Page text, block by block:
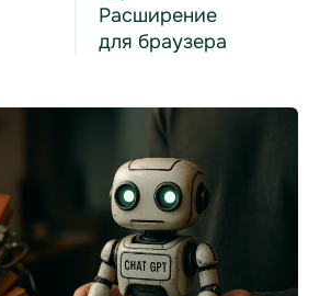
Расширение
для браузера